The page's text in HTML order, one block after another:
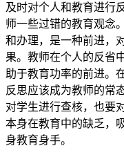
及时对个人和教育进行
师一些过错的教育观念
和办理，是一种前进，
果。教师在个人的反省
助于教育功率的前进。
反思应该成为教师的常
对学生进行查核，也要
本身在教育中的缺乏，
身教育身手。